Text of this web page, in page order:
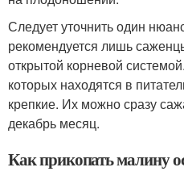
Следует уточнить один
рекомендуется лишь
открытой корневой
которых находятся в
крепкие. Их можно сразу
декабрь месяц.
Как прикопать малину